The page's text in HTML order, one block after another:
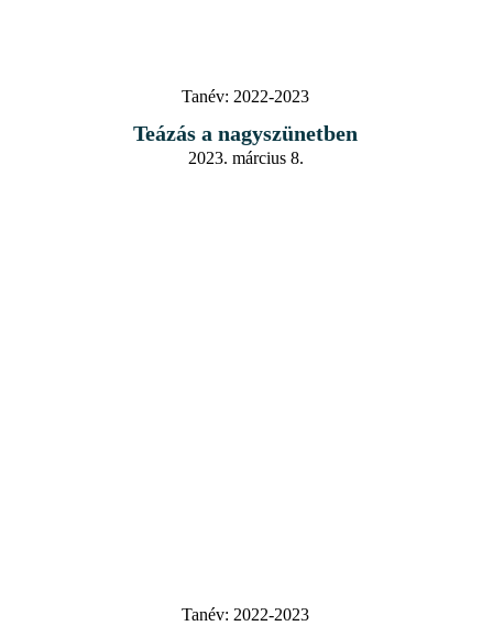
Tanév: 2022-2023
Teázás a nagyszünetben
2023. március 8.
Tanév: 2022-2023